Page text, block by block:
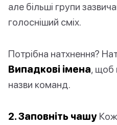
але більші групи
голосніший сміх.
Потрібна натхнення?
Випадкові імена, щоб
назви команд.
2. Заповніть чашу